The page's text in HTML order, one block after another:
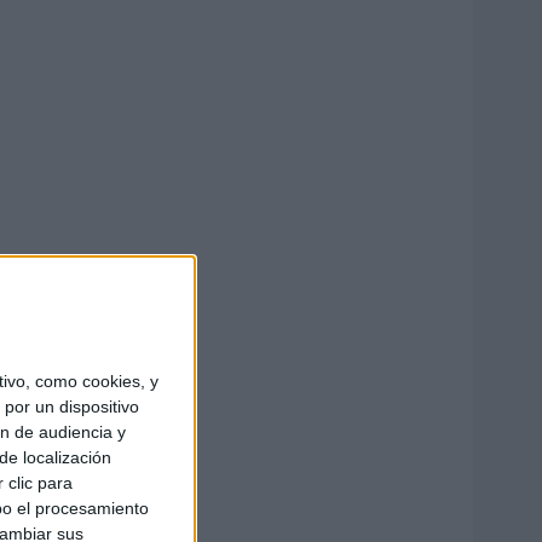
como cookies, y
un dispositivo
de audiencia y
localización
clic para
el procesamiento
sus